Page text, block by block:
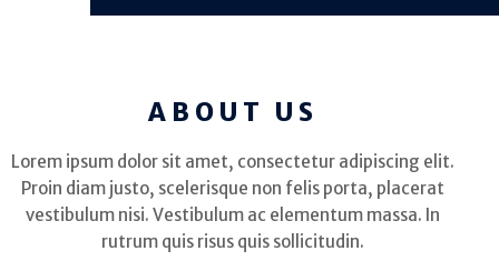
ABOUT US
Lorem ipsum dolor sit amet, consectetur adipiscing elit.
Proin diam justo, scelerisque non felis porta, placerat
vestibulum nisi. Vestibulum ac elementum massa. In
rutrum quis risus quis sollicitudin.